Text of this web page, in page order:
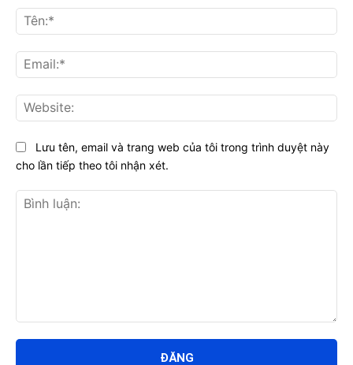
luận:
Lưu tên, email và trang web của tôi trong trình duyệt này
cho lần tiếp theo tôi nhận xét.